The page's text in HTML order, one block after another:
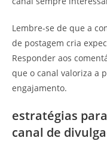
Lembre-se de que a
de postagem cria
Responder aos
que o canal valoriza a
engajamento.
estratégias
canal de